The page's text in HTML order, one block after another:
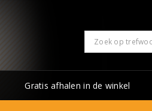
Gratis afhalen in de winkel